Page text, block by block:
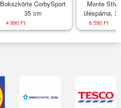
Bokszkörte CorbySport
35 cm
4 990 Ft
Monte
üléspárna,
mellékelve
6 590 Ft